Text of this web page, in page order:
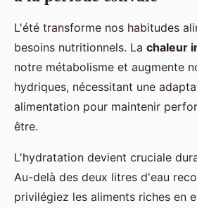
L'été transforme nos habitudes
besoins nutritionnels. La chaleur
notre métabolisme et augmente
hydriques, nécessitant une
alimentation pour maintenir
être.
L'hydratation devient cruciale
Au-delà des deux litres d'eau
privilégiez les aliments riches en